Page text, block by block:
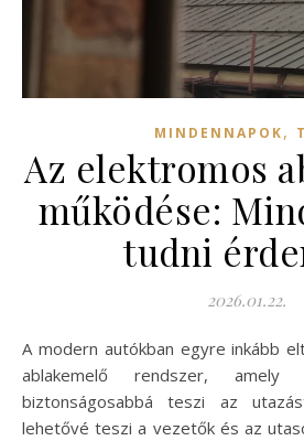
MINDENNAPOK,
Az elektromos
működése:
tudni
2026.01.22.
A modern autókban egyre inkább elterjedt az elektromos
ablakemelő rendszer, amely
biztonságosabbá teszi az
lehetővé teszi a vezetők és az